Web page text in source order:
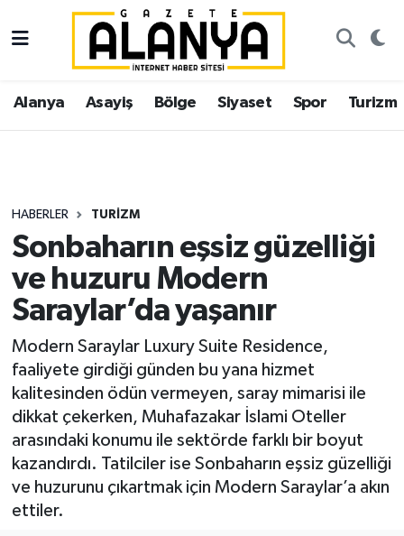
Alanya Asayiş Bölge Siyaset Spor Turizm
HABERLER TURIZM
Sonbaharın eşsiz güzelliği
ve huzuru Modern
Saraylar’da yaşanır
Modern Saraylar Luxury Suite Residence,
faaliyete girdiği günden bu yana hizmet
kalitesinden ödün vermeyen, saray mimarisi ile
dikkat çekerken, Muhafazakar İslami Oteller
arasındaki konumu ile sektörde farklı bir boyut
kazandırdı. Tatilciler ise Sonbaharın eşsiz güzelliği
ve huzurunu çıkartmak için Modern Saraylar’a akın
ettiler.
Alanya
Asayiş
Siyaset
Spor
Turizm
Ekonomi
Gazipaşa
İstanbul Nöbetçi Eczaneler
İstanbul Hava Durumu
Süper Lig Puan Durumu ve Fikstür
Tüm Manşetler
Son Dakika Haberleri
Haber Arşivi